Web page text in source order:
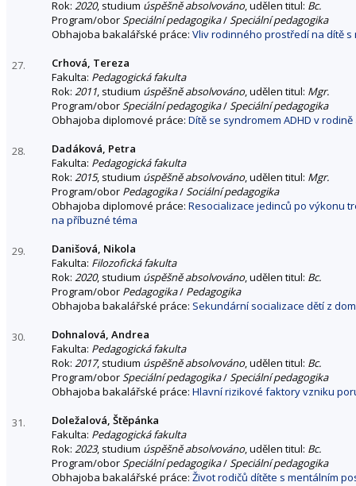
Rok: 2020, studium úspěšně absolvováno, udělen titul: Bc.
Program/oborSpeciální pedagogika/Speciální pedagogika
Obhajoba bakalářské práce: Vliv rodinného prostředí na dítě
27.
Crhová, Tereza
Fakulta: Pedagogická fakulta
Rok: 2011, studium úspěšně absolvováno, udělen titul: Mgr.
Program/oborSpeciální pedagogika/Speciální pedagogika
Obhajoba diplomové práce: Dítě se syndromem ADHD v
28.
Dadáková, Petra
Fakulta: Pedagogická fakulta
Rok: 2015, studium úspěšně absolvováno, udělen titul: Mgr.
Program/obor Pedagogika/Sociální pedagogika
Obhajoba diplomové práce: Resocializace jedinců po výkonu
na příbuzné téma
29.
Danišová, Nikola
Fakulta: Filozofická fakulta
Rok: 2020, studium úspěšně absolvováno, udělen titul: Bc.
Program/obor Pedagogika/ Pedagogika
Obhajoba bakalářské práce: Sekundární socializace dětí z
30.
Dohnalová, Andrea
Fakulta: Pedagogická fakulta
Rok: 2017, studium úspěšně absolvováno, udělen titul: Bc.
Program/oborSpeciální pedagogika/Speciální pedagogika
Obhajoba bakalářské práce: Hlavní rizikové faktory vzniku
31.
Doležalová, Štěpánka
Fakulta: Pedagogická fakulta
Rok: 2023, studium úspěšně absolvováno, udělen titul: Bc.
Program/oborSpeciální pedagogika/Speciální pedagogika
Obhajoba bakalářské práce: Život rodičů dítěte s mentálním